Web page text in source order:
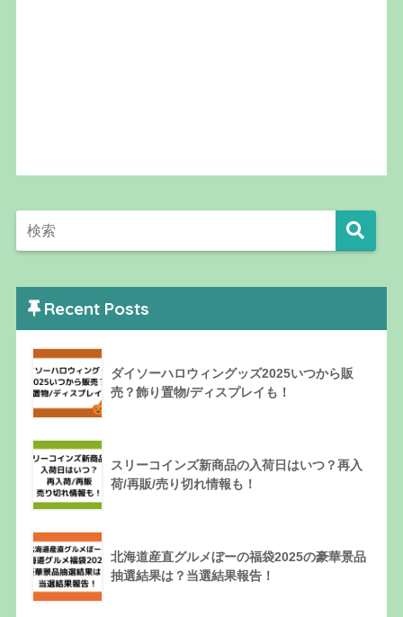
Recent Posts
ダイソーハロウィングッズ2025いつから販
売？飾り置物/ディスプレイも！
スリーコインズ新商品の入荷日はいつ？再入
荷/再販/売り切れ情報も！
北海道産直グルメぼーの福袋2025の豪華景品
抽選結果は？当選結果報告！